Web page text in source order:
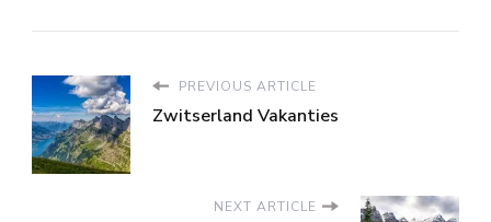
PREVIOUS ARTICLE
Zwitserland Vakanties
NEXT ARTICLE